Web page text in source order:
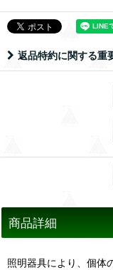
返品特約に関する重
商品詳細
照明器具により、個体